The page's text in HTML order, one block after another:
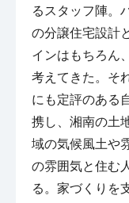
るスタッフ陣。
の分譲住宅設計
インはもちろん
考えてきた。そ
にも定評のある
携し、湘南の土
域の気候風土や
の雰囲気と住む
る。家づくりを